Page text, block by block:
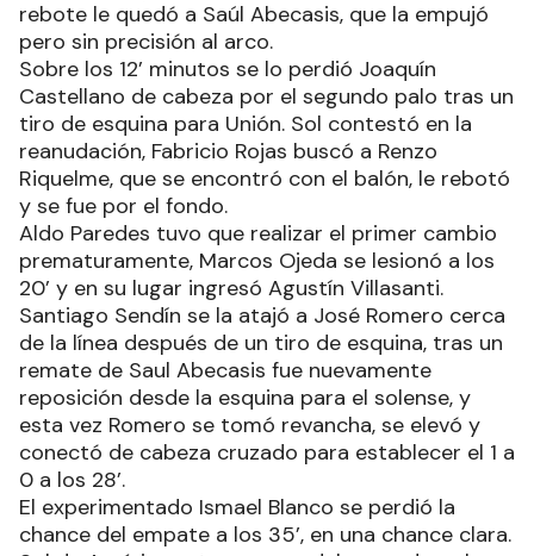
rebote le quedó a Saúl Abecasis, que la empujó
pero sin precisión al arco.
Sobre los 12’ minutos se lo perdió Joaquín
Castellano de cabeza por el segundo palo tras un
tiro de esquina para Unión. Sol contestó en la
reanudación, Fabricio Rojas buscó a Renzo
Riquelme, que se encontró con el balón, le rebotó
y se fue por el fondo.
Aldo Paredes tuvo que realizar el primer cambio
prematuramente, Marcos Ojeda se lesionó a los
20’ y en su lugar ingresó Agustín Villasanti.
Santiago Sendín se la atajó a José Romero cerca
de la línea después de un tiro de esquina, tras un
remate de Saul Abecasis fue nuevamente
reposición desde la esquina para el solense, y
esta vez Romero se tomó revancha, se elevó y
conectó de cabeza cruzado para establecer el 1 a
0 a los 28’.
El experimentado Ismael Blanco se perdió la
chance del empate a los 35’, en una chance clara.